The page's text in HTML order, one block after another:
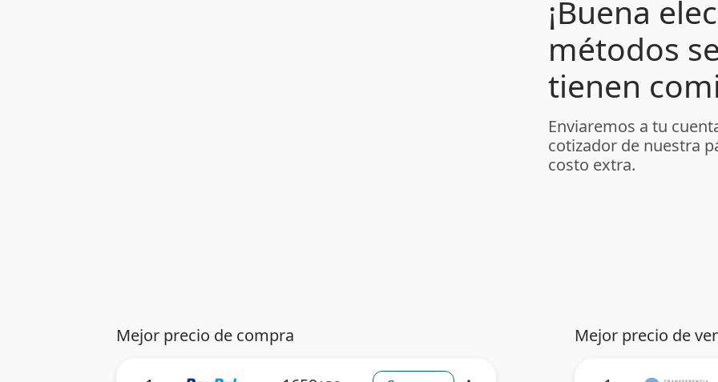
¡Buena
métodos
tienen
Enviaremos a tu
cotizador de nuestra
costo extra.
Mejor precio de compra Mejor precio de